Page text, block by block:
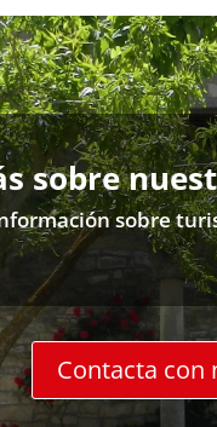
sobre
sobre
Contacta con